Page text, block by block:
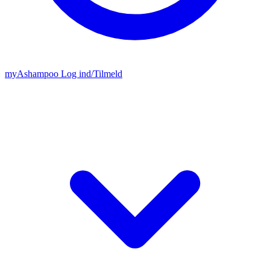
myAshampoo Log ind/Tilmeld